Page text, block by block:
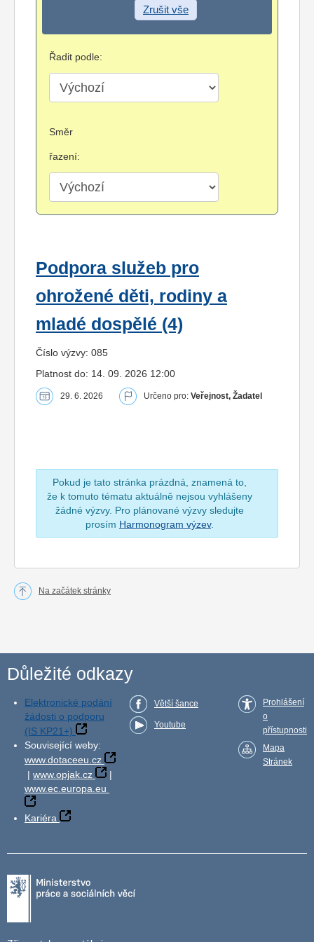
Zrušit vše
Řadit podle:
Směr
řazení:
Podpora služeb pro
ohrožené děti, rodiny a
mladé dospělé (4)
Číslo výzvy: 085
Platnost do: 14. 09. 2026 12:00
29. 6. 2026 Určeno pro: Veřejnost, Žadatel
Pokud je tato stránka prázdná, znamená to,
že k tomuto tématu aktuálně nejsou vyhlášeny
žádné výzvy. Pro plánované výzvy sledujte
prosím Harmonogram výzev.
Na začátek stránky
Důležité odkazy
Elektronické podání
žádosti o podporu
(IS KP21+)
Související weby:
www.dotaceeu.cz
| www.opjak.cz
|
www.ec.europa.eu
Kariéra
Větší šance
Youtube
Prohlášení
o
přístupnosti
Mapa
Stránek